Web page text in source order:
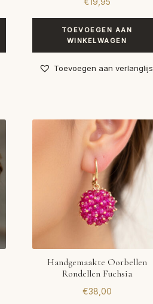
TOEVOEGEN AAN
WINKELWAGEN
Toevoegen aan
Handgemaakte Oorbellen
Rondellen Fuchsia
€38,00